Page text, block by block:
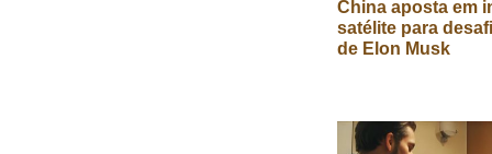
China aposta em
satélite para
de Elon Musk